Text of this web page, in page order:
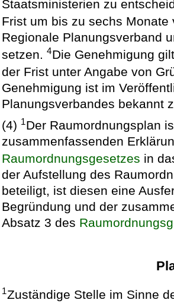
Staatsministerien zu
Frist um bis zu sechs
Regionale Planungsverband
setzen.4Die Genehmigung
der Frist unter Angabe von
Genehmigung ist im
Planungsverbandes bekannt
(4) 1Der Raumordnungsplan
zusammenfassenden
Raumordnungsgesetzes in
der Aufstellung des
beteiligt, ist diesen eine
Begründung und der
Absatz 3 des
1Zuständige Stelle im Sinne